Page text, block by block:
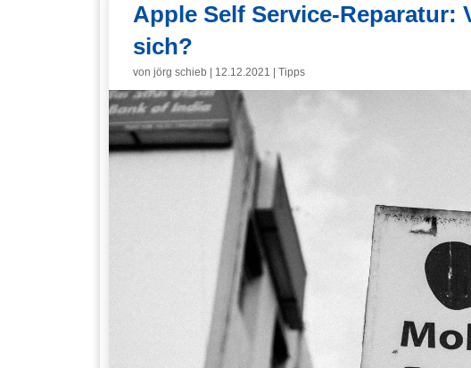
Apple Self Service-Reparatur:
sich?
von jörg schieb 12.12.2021 Tipps